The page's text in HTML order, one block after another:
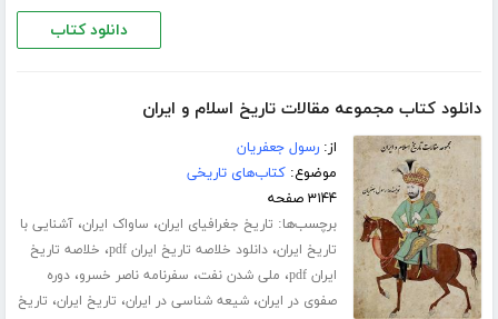
دانلود کتاب
دانلود کتاب مجموعه مقالات تاریخ اسلام و ایران
از:رسول جعفریان
موضوع:کتاب‌های تاریخی
۳۱۴۴ صفحه
برچسب‌ها: تاریخ جغرافیای ایران، ساواک ایران،آشنایی با
تاریخ ایران،دانلود خلاصه تاریخ ایران pdf ، خلاصه تاریخ
ایران pdf
، ملی شدن نفت، سفرنامه ناصر خسرو،دوره
صفوی در ایران،شیعه شناسی در ایران، تاریخ ایران، تاریخ